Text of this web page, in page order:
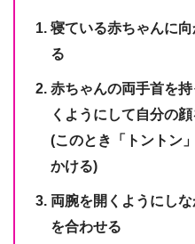
寝ている赤ちゃんに
る
赤ちゃんの両手首を
くようにして自分の
(このとき「トントン
かける)
両腕を開くようにし
を合わせる